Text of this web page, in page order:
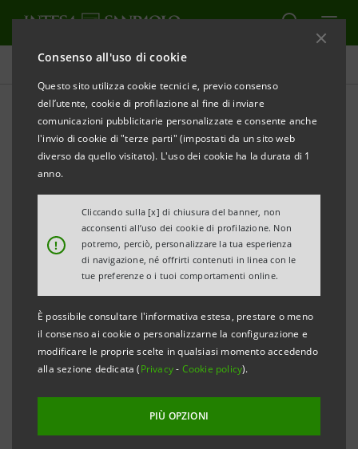
Consenso all'uso di cookie
Questo sito utilizza cookie tecnici e, previo consenso
dell’utente, cookie di profilazione al fine di inviare
comunicazioni pubblicitarie personalizzate e consente anche
l'invio di cookie di "terze parti" (impostati da un sito web
diverso da quello visitato). L'uso dei cookie ha la durata di 1
anno.
!
Cliccando sulla [x] di chiusura del banner, non
acconsenti all’uso dei cookie di profilazione. Non
potremo, perciò, personalizzare la tua esperienza
di navigazione, né offrirti contenuti in linea con le
tue preferenze o i tuoi comportamenti online.
È possibile consultare l'informativa estesa, prestare o meno
il consenso ai cookie o personalizzarne la configurazione e
modificare le proprie scelte in qualsiasi momento accedendo
alla sezione dedicata (Privacy- Cookie policy).
PIÙ OPZIONI
Tutti gli eventi sostenuti dalla banca
ECONOMIA
Wealth Management &
Protection: le sfide